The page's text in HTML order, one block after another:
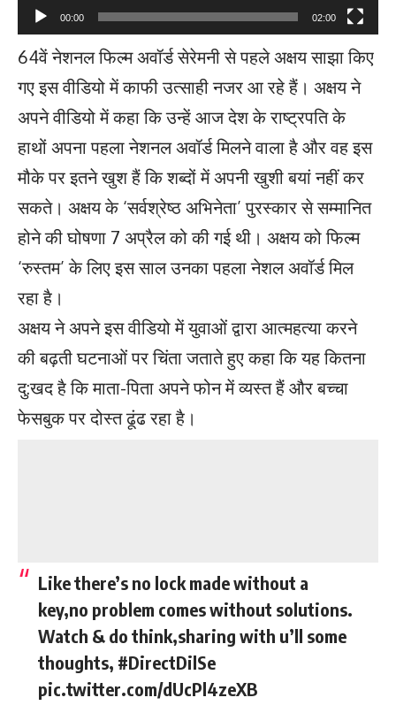
00:00 02:00
64वें नेशनल फिल्‍म अवॉर्ड सेरेमनी से पहले अक्षय साझा किए
गए इस वीडियो में काफी उत्साही नजर आ रहे हैं। अक्षय ने
अपने वीडियो में कहा कि उन्हें आज देश के राष्ट्रपति के
हाथों अपना पहला नेशनल अवॉर्ड मिलने वाला है और वह इस
मौके पर इतने खुश हैं कि शब्दों में अपनी खुशी बयां नहीं कर
सकते। अक्षय के ‘सर्वश्रेष्‍ठ अभिनेता’ पुरस्कार से सम्मानित
होने की घोषणा 7 अप्रैल को की गई थी। अक्षय को फिल्‍म
‘रुस्‍तम’ के लिए इस साल उनका पहला नेशल अवॉर्ड मिल
रहा है।
अक्षय ने अपने इस वीडियो में युवाओं द्वारा आत्‍महत्‍या करने
की बढ़ती घटनाओं पर चिंता जताते हुए कहा कि यह कितना
दु:खद है कि माता-पिता अपने फोन में व्यस्त हैं और बच्‍चा
फेसबुक पर दोस्‍त ढूंढ रहा है।
Like there’s no lock made without a
key,no problem comes without solutions.
Watch & do think,sharing with u’ll some
thoughts, #DirectDilSe
pic.twitter.com/dUcPl4zeXB